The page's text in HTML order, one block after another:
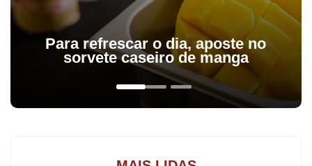
proporcionar a oportunidade de realizar mobilidade internacional
por um período de até seis meses, a depender das áreas
prioritárias para a consolidação da cooperação internacional.
Para refrescar o dia, aposte no
sorvete caseiro de manga